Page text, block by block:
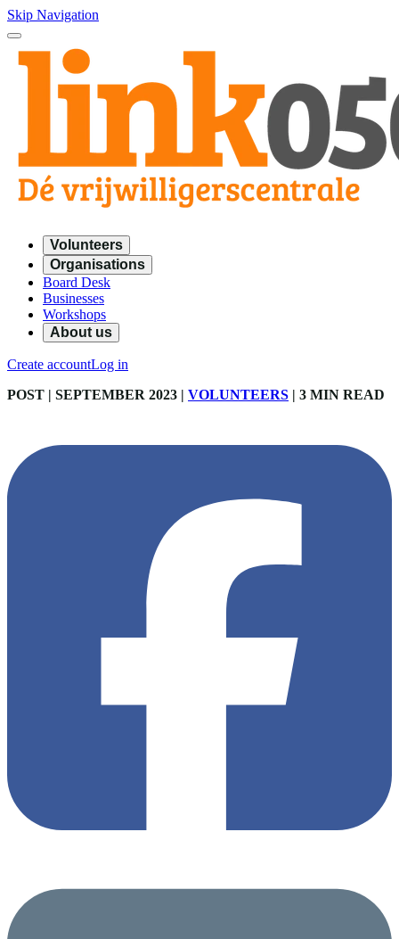
Skip Navigation
Volunteers
Organisations
Board Desk
Businesses
Workshops
About us
Create accountLog in
POST | SEPTEMBER 2023 | VOLUNTEERS | 3 MIN READ